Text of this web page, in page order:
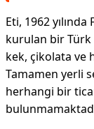
Eti, 1962
kurulan bir Türk
kek, çikolata ve
Tamamen yerli
herhangi bir